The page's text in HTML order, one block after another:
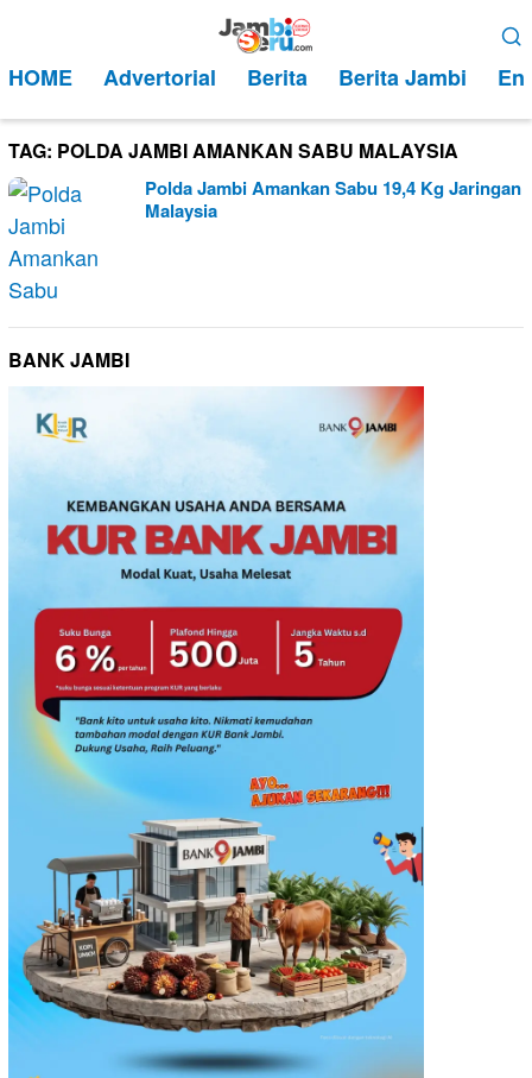
kontenMobile
HOME Advertorial Berita Berita Jambi
TAG: POLDA JAMBI AMANKAN SABU MALAYSIA
Polda Jambi Amankan Sabu 19,4 Kg Jaringan
Malaysia
BANK JAMBI